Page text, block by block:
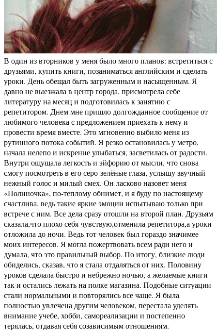
В один из вторников у меня было много планов: встретиться с
друзьями, купить книги, позаниматься английским и сделать
уроки. День обещал быть загруженным и насыщенным. Я
давно не выезжала в центр города, присмотрела себе
литературу на месяц и подготовилась к занятию с
репетитором. Днем мне пришло долгожданное сообщение от
любимого человека с предложением приехать к нему и
провести время вместе. Это мгновенно выбило меня из
рутинного потока событий. Я резко остановилась у метро,
начала нелепо и искренне улыбаться, засветилась от радости.
Внутри ощущала легкость и эйфорию от мысли, что снова
смогу посмотреть в его серо-зелёные глаза, услышу звучный
нежный голос и милый смех. Он ласково назовет меня
«Полиночка», по-теплому обнимет, и я буду по настоящему
счастлива, ведь такие яркие эмоции испытываю только при
встрече с ним. Все дела сразу отошли на второй план. Друзьям
сказала,что плохо себя чувствую,отменила репетитора,а уроки
отложила до ночи. Ведь тот человек был гораздо значимее
моих интересов. Я могла пожертвовать всем ради него и
думала, что это правильный выбор. По итогу, близкие люди
обиделись, сказав, что я стала отдаляться от них. Половину
уроков сделала быстро и небрежно ночью, а желаемые книги
так и остались лежать на полке магазина. Подобные ситуации
стали нормальными и повторялись все чаще. Я была
полностью увлечена другим человеком, перестала уделять
внимание учебе, хобби, самореализации и постепенно
терялась, отдавая себя созависимым отношениям.